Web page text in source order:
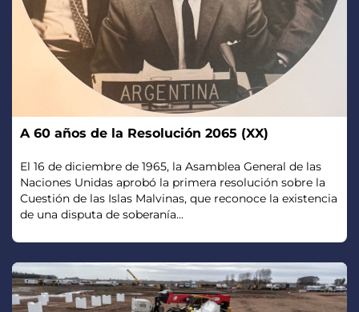
A 60 años de la Resolución 2065 (XX)
El 16 de diciembre de 1965, la Asamblea General de las
Naciones Unidas aprobó la primera resolución sobre la
Cuestión de las Islas Malvinas, que reconoce la existencia
de una disputa de soberanía...